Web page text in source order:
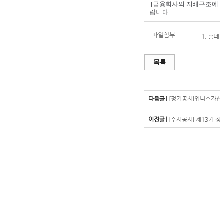
[금융회사의 지배구조
랍니다.
파일첨부 : 1. 홈
목록
다음글 | [정기공시]위너스
이전글 | [수시공시] 제13기